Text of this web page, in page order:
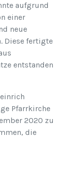
aufgrund
einer
neue
Diese fertigte
entstanden
Pfarrkirche
2020 zu
die